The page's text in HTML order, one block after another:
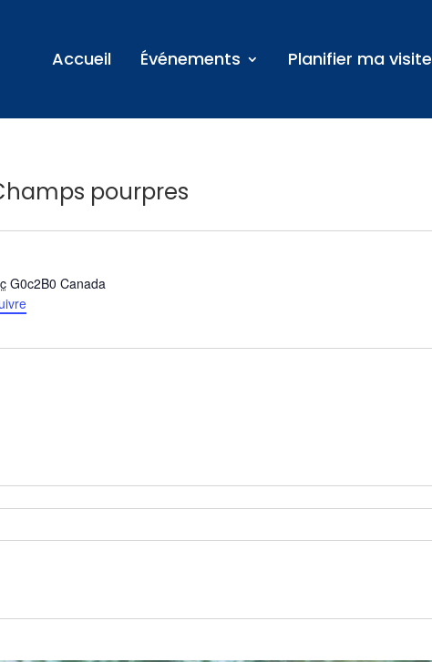
Accueil Événements Planifier ma visite
pourpres
G0c2B0 Canada